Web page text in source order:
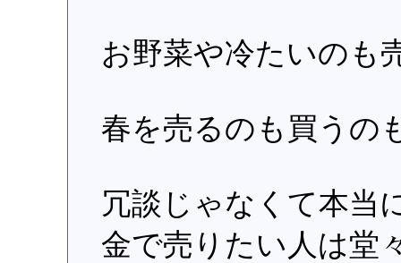
お野菜や冷たいのも
春を売るのも買うの
冗談じゃなくて本当
金で売りたい人は堂